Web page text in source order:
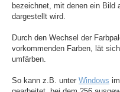
bezeichnet, mit denen ein Bild
dargestellt wird.
Durch den Wechsel der
vorkommenden Farben, lät
umfärben.
So kann z.B. unter Windows